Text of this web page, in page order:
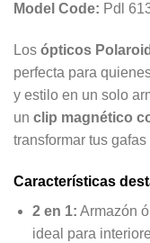
Model Code: Pdl
Los ópticos
perfecta para
y estilo en un solo
un clip magnético
transformar tus
Características
2 en 1: Armazón
ideal para